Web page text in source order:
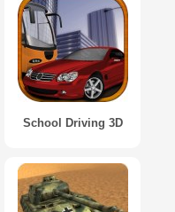
School Driving 3D